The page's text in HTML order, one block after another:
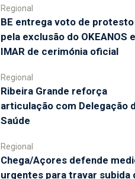
Regional
BE entrega voto de protesto
pela exclusão do OKEANOS e
IMAR de cerimónia oficial
Regional
Ribeira Grande reforça
articulação com Delegação
Saúde
Regional
Chega/Açores defende
urgentes para travar subida